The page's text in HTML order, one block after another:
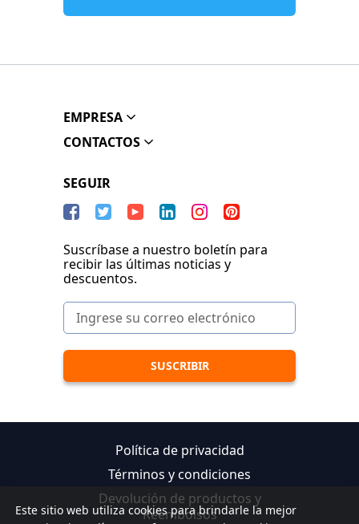
Este sitio web utiliza cookies para brindarle la mejor
EMPRESA
CONTACTOS
SEGUIR
Suscríbase a nuestro boletín para
recibir las últimas noticias y
descuentos.
Política de privacidad
Términos y condiciones
Devolución de productos y
Reembolsos